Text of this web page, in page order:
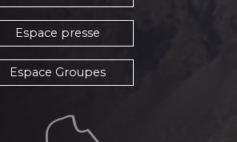
Espace presse
Espace Groupes